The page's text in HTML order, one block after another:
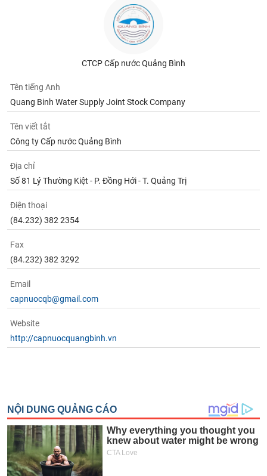
CTCP Cấp nước Quảng Bình
Tên tiếng Anh
Quang Binh Water Supply Joint Stock Company
Tên viết tắt
Công ty Cấp nước Quảng Bình
Địa chỉ
Số 81 Lý Thường Kiệt - P. Đồng Hới - T. Quảng Trị
Điện thoại
(84.232) 382 2354
Fax
(84.232) 382 3292
Email
capnuocqb@gmail.com
Website
http://capnuocquangbinh.vn